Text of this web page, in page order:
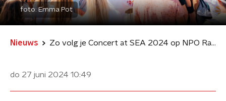
foto:Emma Pot
Nieuws Zo volg je Concert at SEA 2024 op NPO Radio 2
do 27 juni 2024 10:49